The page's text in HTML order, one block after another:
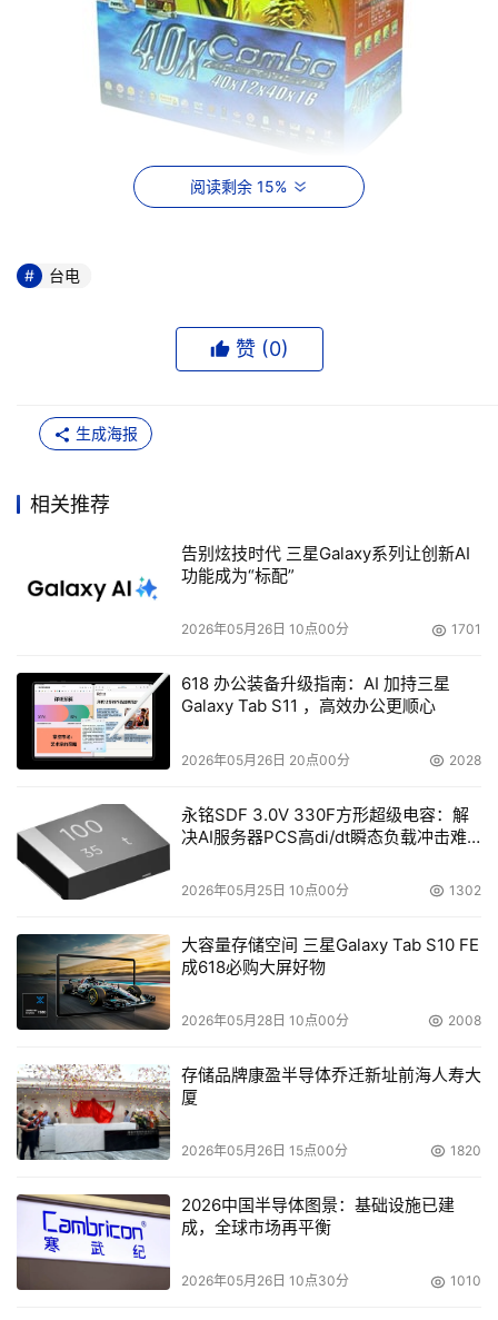
从性能上来看，台电女神40X COMBO具备40X CD-R写
技独立主控刻录/DVD解码芯片，具备强大的娱乐与资料写
才面世，是因为台电科技力求使女神COMBO具备台电引以
为傲的DVD-ROM性能和女娲刻录机般稳定而高速的CD-
大受欢迎的原因。
以及强大的渠道销售能力成为国内光储品牌的龙头。而
2003年，台电依旧保持2002年的强力上升趋势，女神
40XCOMBO588元仅仅是今年台电的第一波市场攻势，除
此以外，台电还将在2003年上半年进军键鼠及移动存储及
数码影像类产品领域。
2003年第一击，台电全力以赴。目前首批10000台女神
COMBO已经发往各地。
阅读剩余 15%
本文来源于DOIT传媒，文章内容仅供参考，不构成投资建议。
台电
赞 (0)
生成海报
相关推荐
告别炫技时代 三星Galaxy系列让创新AI
功能成为“标配”
2026年05月26日 10点00分 1701
618 办公装备升级指南：AI 加持三星
Galaxy Tab S11 ，高效办公更顺心
2026年05月26日 20点00分 2028
永铭SDF 3.0V 330F方形超级电容：解
决AI服务器PCS高di/dt瞬态负载冲击难
2026年05月25日 10点00分 1302
大容量存储空间 三星Galaxy Tab S10 FE
成618必购大屏好物
2026年05月28日 10点00分 2008
存储品牌康盈半导体乔迁新址前海人寿大
厦
2026年05月26日 15点00分 1820
2026中国半导体图景：基础设施已建
成，全球市场再平衡
2026年05月26日 10点30分 1010